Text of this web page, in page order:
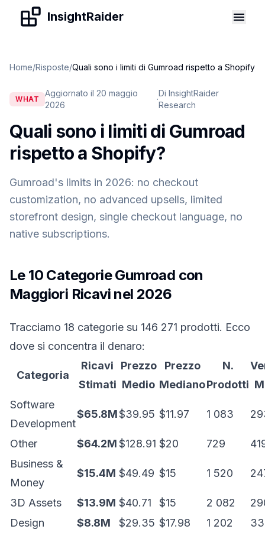
Skip to contentInsightRaider
Home/Risposte/Quali sono i limiti di Gumroad rispetto a Shopify
WHAT
Aggiornato il 20 maggio
2026
·
Di InsightRaider
Research
Quali sono i limiti di Gumroad
rispetto a Shopify?
Gumroad's limits in 2026: no checkout
customization, no advanced upsells, limited
storefront design, single checkout language, no
native subscriptions.
Le 10 Categorie Gumroad con
Maggiori Ricavi nel 2026
Tracciamo 18 categorie su 146 271 prodotti. Ecco
dove si concentra il denaro:
Categoria
Ricavi
Stimati
Prezzo
Medio
Prezzo
Mediano
N.
Prodotti
Software
Development
$65.8M$39.95 $11.97 1 083
Other $64.2M$128.91 $20 729
Business &
Money
$15.4M $49.49 $15 1 520
3D Assets $13.9M $40.71 $15 2 082
Design
$8.8M $29.35 $17.98 1 202